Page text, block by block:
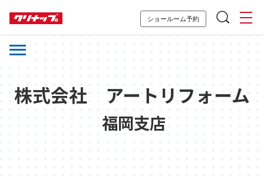
ショールーム予約
株式会社 アートリフォーム
福岡支店